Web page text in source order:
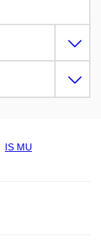
IS MU